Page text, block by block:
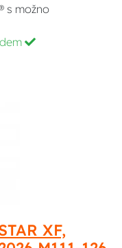
s možno
XF,